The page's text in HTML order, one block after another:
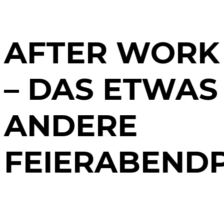
AFTER WORK
– DAS ETWAS
ANDERE